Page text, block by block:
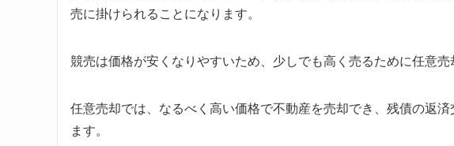
売に掛けられることになります。
競売は価格が安くなりやすいため、少しでも高く売るために任意売
任意売却では、なるべく高い価格で不動産を売却でき、残債の返
ます。